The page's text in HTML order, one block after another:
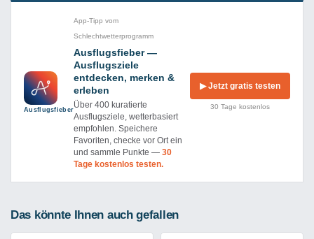
Ausflug­sfieber
App-Tipp vom
Schlechtwetterprogramm
Ausflugsfieber —
Ausflugsziele
entdecken, merken &
erleben
Über 400 kuratierte
Ausflugsziele, wetterbasiert
empfohlen. Speichere
Favoriten, checke vor Ort ein
und sammle Punkte —30
Tage kostenlos testen.
▶ Jetzt gratis testen
30 Tage kostenlos
Das könnte Ihnen auch gefallen